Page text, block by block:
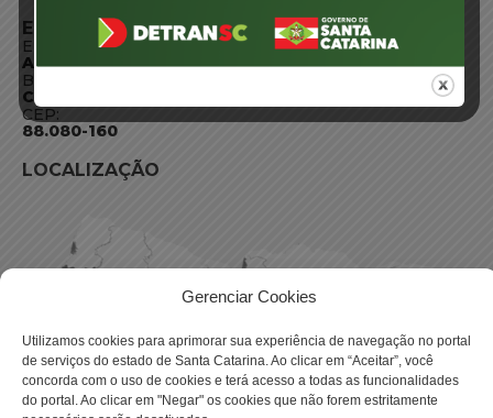
Gerenciar Cookies
Utilizamos cookies para aprimorar sua experiência de navegação no portal
de serviços do estado de Santa Catarina. Ao clicar em “Aceitar”, você
concorda com o uso de cookies e terá acesso a todas as funcionalidades
do portal. Ao clicar em "Negar" os cookies que não forem estritamente
ENDEREÇO
Endereço:
Av. Almirante Tamandaré - 480
Bairro:
Coqueiros, Florianópolis SC
CEP:
88.080-160
LOCALIZAÇÃO